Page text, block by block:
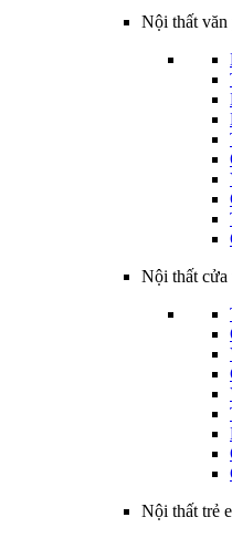
Nội thất văn
Nội thất cửa
Nội thất trẻ